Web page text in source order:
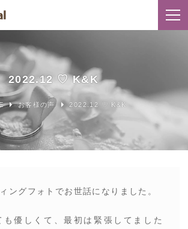
2022.12 ♡ K&K
お客様の声 2022.12 ♡ K&K
ングフォトでお世話になりました。
も優しくて、最初は緊張してました